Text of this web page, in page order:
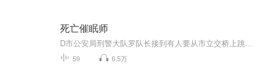
死亡催眠师
59 6.5万